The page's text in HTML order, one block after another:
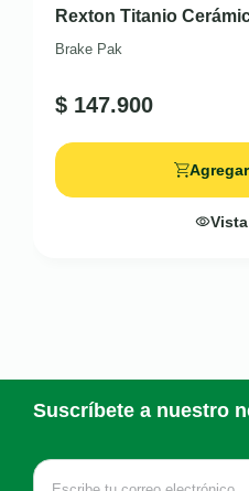
Rexton Titanio
Brake Pak
$ 147.900
Suscríbete a nuestro